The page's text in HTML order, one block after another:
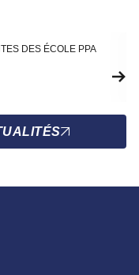
DES ÉCOLE PPA